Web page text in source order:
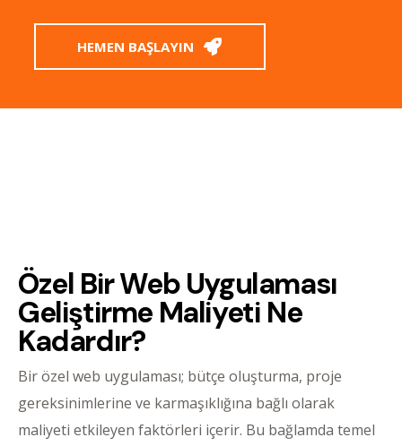
HEMEN BAŞLAYIN
Özel Bir Web Uygulaması
Geliştirme Maliyeti Ne
Kadardır?
Bir özel web uygulaması; bütçe oluşturma, proje
gereksinimlerine ve karmaşıklığına bağlı olarak
maliyeti etkileyen faktörleri içerir. Bu bağlamda temel